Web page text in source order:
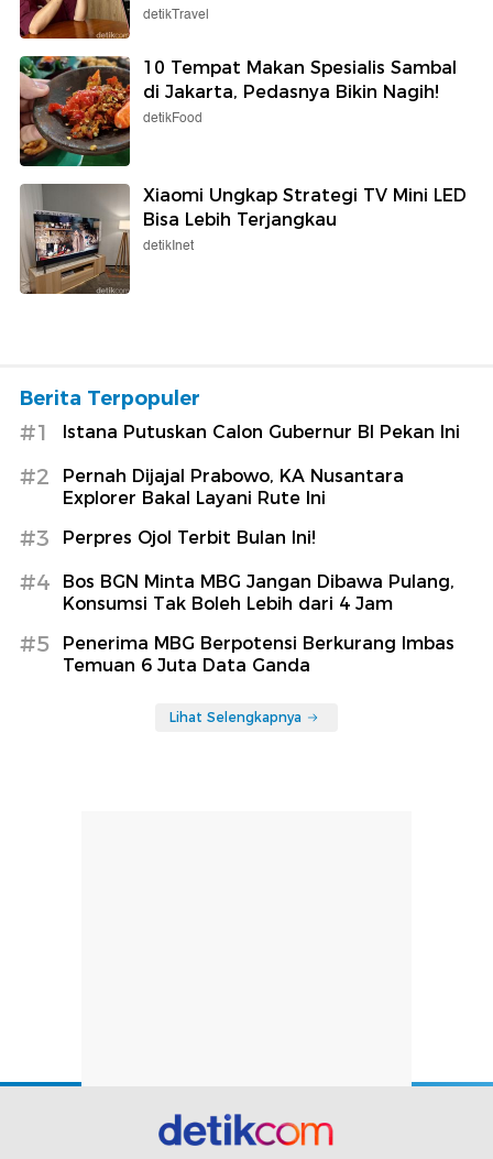
detikTravel
10 Tempat Makan Spesialis Sambal
di Jakarta, Pedasnya Bikin Nagih!
detikFood
Xiaomi Ungkap Strategi TV Mini LED
Bisa Lebih Terjangkau
detikInet
Berita Terpopuler
#1 Istana Putuskan Calon Gubernur BI Pekan Ini
#2
Pernah Dijajal Prabowo, KA Nusantara
Explorer Bakal Layani Rute Ini
#3 Perpres Ojol Terbit Bulan Ini!
#4
Bos BGN Minta MBG Jangan Dibawa Pulang,
Konsumsi Tak Boleh Lebih dari 4 Jam
#5
Penerima MBG Berpotensi Berkurang Imbas
Temuan 6 Juta Data Ganda
Lihat Selengkapnya